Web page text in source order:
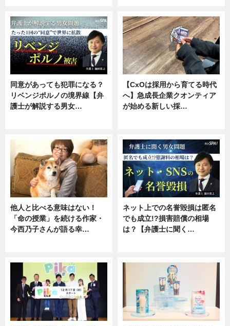
同意があっても犯罪になる？
リベンジポルノの境界線【弁
護士が解説する男女…
【CxOは採用から育てる時代
へ】急成長企業クオンティア
が始める新しい採…
他人と比べる意味はない！
「命の授業」を続ける作家・
今西乃子さんが語る幸…
ネット上での名誉毀損は匿名
でも成立!?損害賠償の相場
は？【弁護士に聞く…